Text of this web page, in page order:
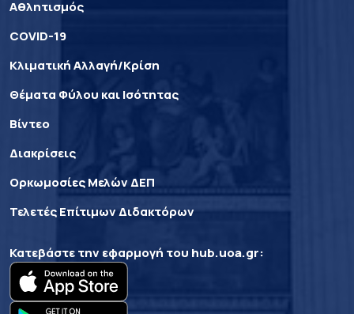
Αθλητισμός
COVID-19
Κλιματική Αλλαγή/Κρίση
Θέματα Φύλου και Ισότητας
Βίντεο
Διακρίσεις
Ορκωμοσίες Μελών ΔΕΠ
Τελετές Επίτιμων Διδακτόρων
Κατεβάστε την εφαρμογή του hub.uoa.gr: